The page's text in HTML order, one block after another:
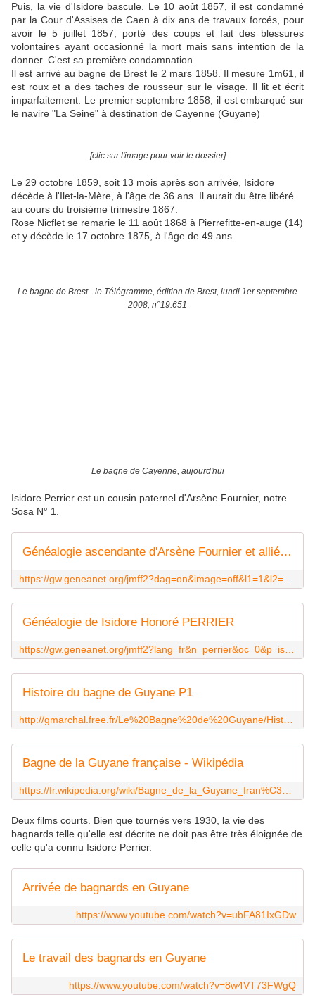
Puis, la vie d'Isidore bascule. Le 10 août 1857, il est condamné
par la Cour d'Assises de Caen à dix ans de travaux forcés, pour
avoir le 5 juillet 1857, porté des coups et fait des blessures
volontaires ayant occasionné la mort mais sans intention de la
donner. C'est sa première condamnation.
Il est arrivé au bagne de Brest le 2 mars 1858. Il mesure 1m61, il
est roux et a des taches de rousseur sur le visage. Il lit et écrit
imparfaitement. Le premier septembre 1858, il est embarqué sur
le navire "La Seine" à destination de Cayenne (Guyane)
[clic sur l'image pour voir le dossier]
Le 29 octobre 1859, soit 13 mois après son arrivée, Isidore
décède à l'Ilet-la-Mère, à l'âge de 36 ans. Il aurait du être libéré
au cours du troisième trimestre 1867.
Rose Nicflet se remarie le 11 août 1868 à Pierrefitte-en-auge (14)
et y décède le 17 octobre 1875, à l'âge de 49 ans.
Le bagne de Brest - le Télégramme, édition de Brest, lundi 1er septembre
2008, n°19.651
Le bagne de Cayenne, aujourd'hui
Isidore Perrier est un cousin paternel d'Arsène Fournier, notre
Sosa N° 1.
Généalogie ascendante d'Arsène Fournier et alliés ... - Geneanet
Généalogie de Isidore Honoré PERRIER
Histoire du bagne de Guyane P1
Bagne de la Guyane française - Wikipédia
Deux films courts. Bien que tournés vers 1930, la vie des
bagnards telle qu'elle est décrite ne doit pas être très éloignée de
celle qu'a connu Isidore Perrier.
Arrivée de bagnards en Guyane
https://www.youtube.com/watch?v=ubFA81IxGDw
Le travail des bagnards en Guyane
https://www.youtube.com/watch?v=8w4VT73FWgQ